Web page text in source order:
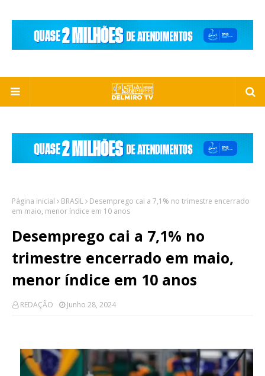
Página inicial BRASIL
Desemprego cai a 7,1% no trimestre encerrado
em maio, menor índice em 10 anos
Desemprego cai a 7,1% no
trimestre encerrado em maio,
menor índice em 10 anos
REDAÇÃO Junho 28, 2024